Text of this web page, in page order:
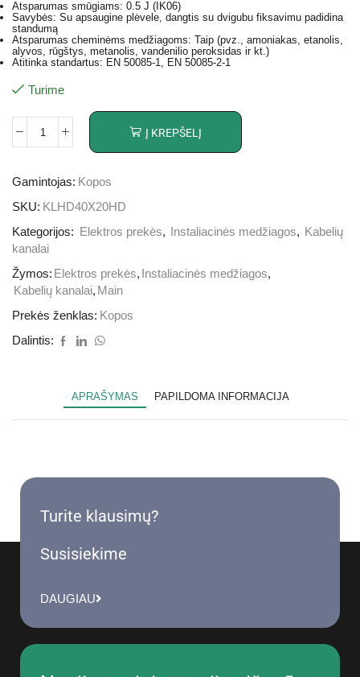
Atsparumas smūgiams: 0.5 J (IK06)
Savybės: Su apsaugine plėvele, dangtis su dvigubu fiksavimu padidina
standumą
Atsparumas cheminėms medžiagoms: Taip (pvz., amoniakas, etanolis,
alyvos, rūgštys, metanolis, vandenilio peroksidas ir kt.)
Atitinka standartus: EN 50085-1, EN 50085-2-1
Turime
Į KREPŠELĮ
Gamintojas: Kopos
SKU: KLHD40X20HD
Kategorijos:
Elektros prekės, Instaliacinės medžiagos, Kabelių
kanalai
Žymos: Elektros prekės, Instaliacinės medžiagos,
Kabelių kanalai, Main
Prekės ženklas: Kopos
Dalintis:
APRAŠYMAS PAPILDOMA INFORMACIJA
Turite klausimų?
Susisiekime
DAUGIAU